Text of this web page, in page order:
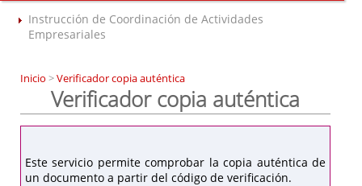
Instrucción de Coordinación de Actividades
Empresariales
Inicio >Verificador copia auténtica
Verificador copia auténtica
Este servicio permite comprobar la copia auténtica de
un documento a partir del código de verificación.